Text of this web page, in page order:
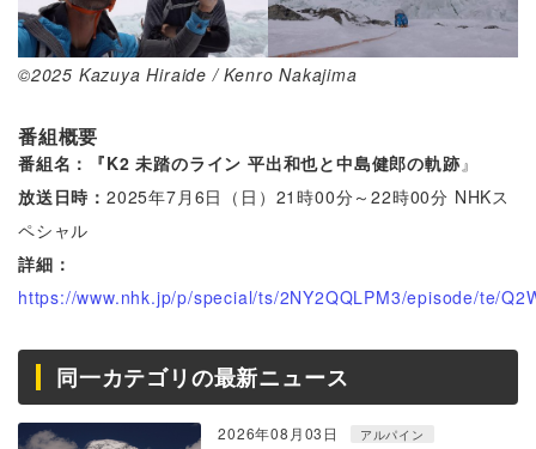
©2025 Kazuya Hiraide / Kenro Nakajima
番組概要
番組名：『K2 未踏のライン 平出和也と中島健郎の軌跡』
放送日時： 2025年7月6日（日）21時00分～22時00分 NHKス
ペシャル
詳細：
https://www.nhk.jp/p/special/ts/2NY2QQLPM3/episode/te/
同一カテゴリの最新ニュース
2026年08月03日 アルパイン